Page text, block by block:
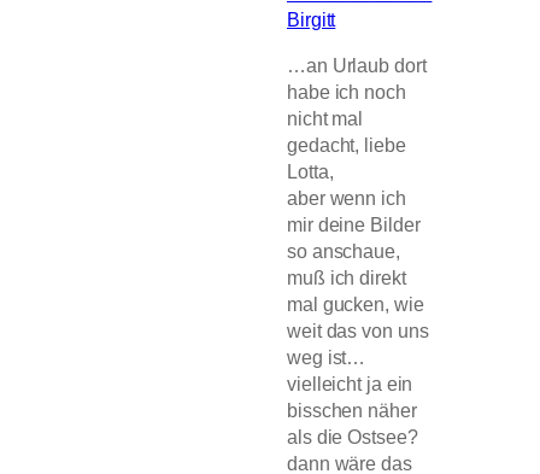
Birgitt
…an Urlaub dort
habe ich noch
nicht mal
gedacht, liebe
Lotta,
aber wenn ich
mir deine Bilder
so anschaue,
muß ich direkt
mal gucken, wie
weit das von uns
weg ist…
vielleicht ja ein
bisschen näher
als die Ostsee?
dann wäre das